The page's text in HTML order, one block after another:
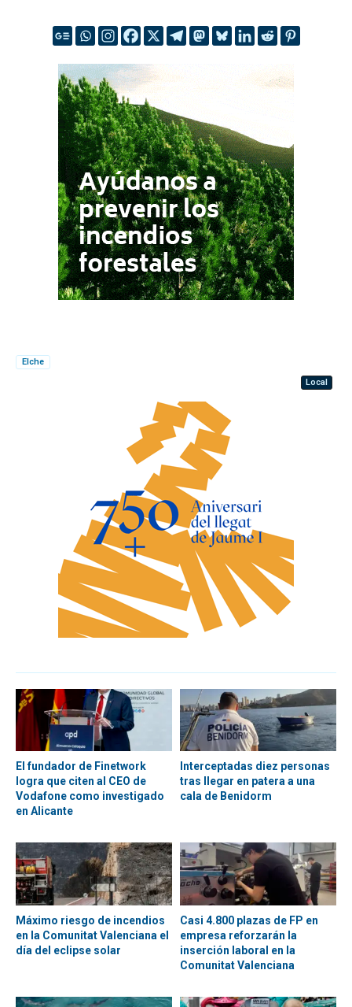
Elche
Local
El fundador de Finetwork
logra que citen al CEO de
Vodafone como investigado
en Alicante
Interceptadas diez personas
tras llegar en patera a una
cala de Benidorm
Máximo riesgo de incendios
en la Comunitat Valenciana el
día del eclipse solar
Casi 4.800 plazas de FP en
empresa reforzarán la
inserción laboral en la
Comunitat Valenciana